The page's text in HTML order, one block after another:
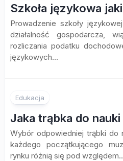
Szkoła językowa
Prowadzenie szkoły
działalność gospodarcza,
rozliczania podatku
językowych...
Edukacja
Jaka trąbka do
Wybór odpowiedniej trąbki do
każdego początkującego
rynku różnią się pod